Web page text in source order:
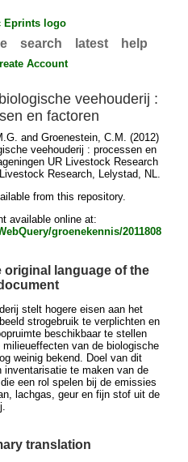
search latest help
Account
veehouderij :
en factoren
andGroenestein, C.M. (2012)
veehouderij : processen en
UR Livestock Research
Research, Lelystad, NL.
from this repository.
available online at:
groenekennis/2011808
original language of the
stelt hogere eisen aan het
strogebruik te verplichten en
beschikbaar te stellen
van de biologische
weinig bekend. Doel van dit
inventarisatie te maken van de
een rol spelen bij de emissies
lachgas, geur en fijn stof uit de
translation